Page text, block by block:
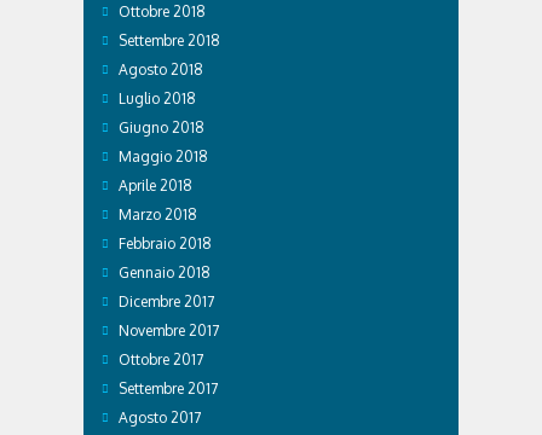
Ottobre 2018
Settembre 2018
Agosto 2018
Luglio 2018
Giugno 2018
Maggio 2018
Aprile 2018
Marzo 2018
Febbraio 2018
Gennaio 2018
Dicembre 2017
Novembre 2017
Ottobre 2017
Settembre 2017
Agosto 2017